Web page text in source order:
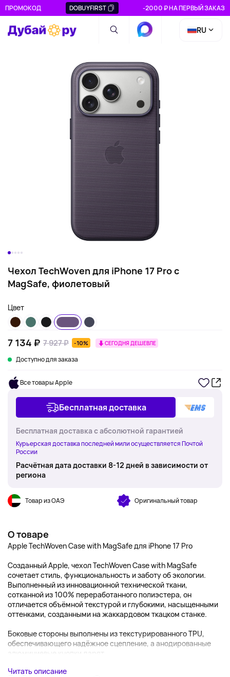
ПРОМОКОД DOBUYFIRST -2000 ₽ НА ПЕРВЫЙ ЗАКАЗ
RU
Чехол TechWoven для iPhone 17 Pro с
MagSafe, фиолетовый
Цвет
7 134 ₽ 7 927 ₽ -10% СЕГОДНЯ ДЕШЕВЛЕ
Доступно для заказа
Все товары Apple
Бесплатная доставка
Бесплатная доставка с абсолютной гарантией
Курьерская доставка последней мили осуществляется Почтой
России
Расчётная дата доставки 8-12 дней в зависимости от
региона
Товар из ОАЭ Оригинальный товар
О товаре
Apple TechWoven Case with MagSafe для iPhone 17 Pro
Созданный Apple, чехол TechWoven Case with MagSafe
сочетает стиль, функциональность и заботу об экологии.
Выполненный из инновационной технической ткани,
сотканной из 100% переработанного полиэстера, он
отличается объёмной текстурой и глубокими, насыщенными
оттенками, созданными на жаккардовом ткацком станке.
Боковые стороны выполнены из текстурированного TPU,
обеспечивающего надёжное сцепление, а анодированные
алюминиевые кнопки дарят...
Читать описание